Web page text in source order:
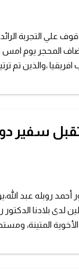
علي التجربة
المحجر يوم امس
،والذين تم
سفير
أحمد روبله عبد
لدى بلادنا
المتينة،